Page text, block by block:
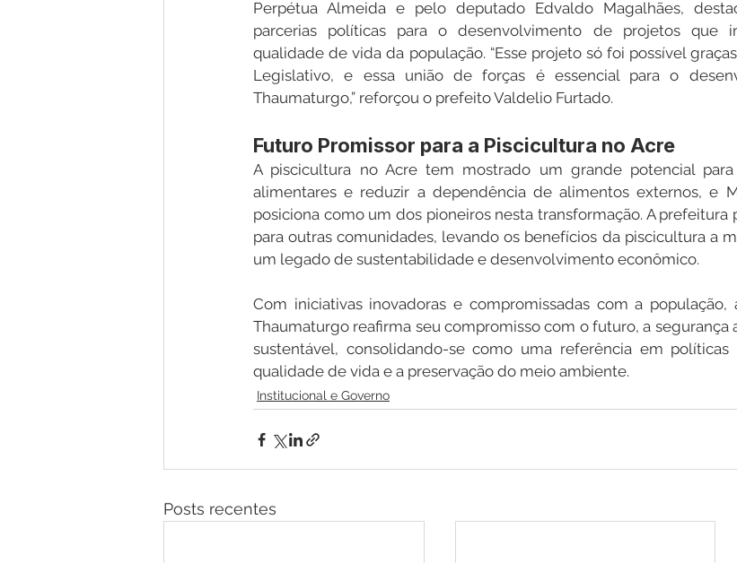
Perpétua Almeida e pelo deputado Edvaldo Magalhães,
parcerias políticas para o desenvolvimento de projetos que
qualidade de vida da população. “Esse projeto só foi possível
Legislativo, e essa união de forças é essencial para o
Thaumaturgo,” reforçou o prefeito Valdelio Furtado.
Futuro Promissor para a Piscicultura no Acre
A piscicultura no Acre tem mostrado um grande potencial
alimentares e reduzir a dependência de alimentos externos, e
posiciona como um dos pioneiros nesta transformação. A
para outras comunidades, levando os benefícios da piscicultura a
um legado de sustentabilidade e desenvolvimento econômico.
Com iniciativas inovadoras e compromissadas com a
Thaumaturgo reafirma seu compromisso com o futuro, a
sustentável, consolidando-se como uma referência em
qualidade de vida e a preservação do meio ambiente.
Institucional e Governo
Posts recentes